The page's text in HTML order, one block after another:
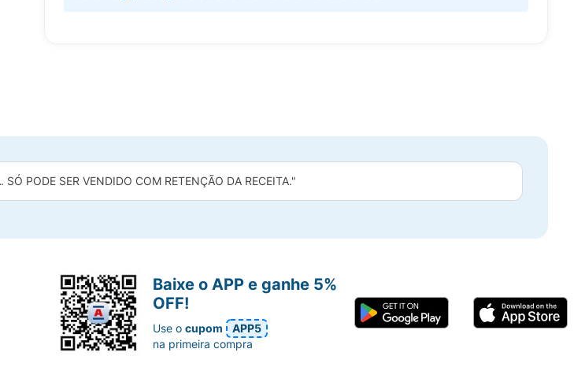
PODE SER VENDIDO COM RETENÇÃO DA RECEITA."
Baixe o APP e ganhe 5%
OFF!
Use ocupom
APP5
na primeira compra